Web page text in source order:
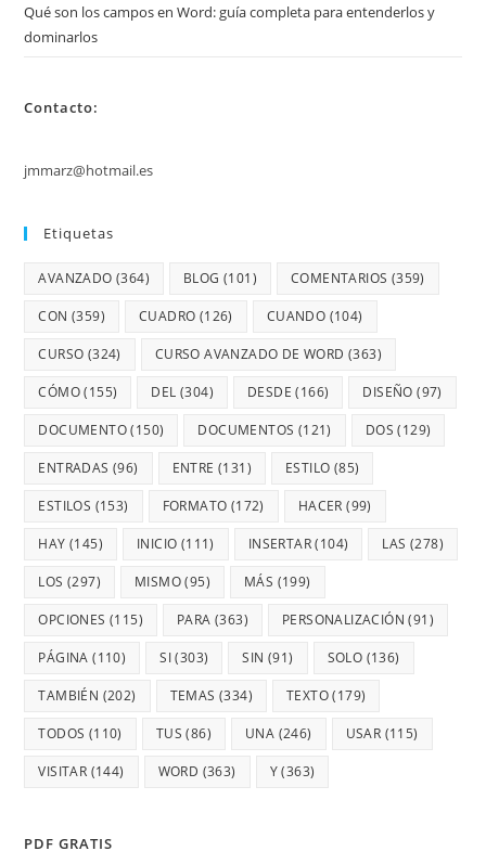
Qué son los campos en Word: guía completa para entenderlos y
dominarlos
Contacto:
jmmarz@hotmail.es
Etiquetas
AVANZADO (364) BLOG (101) COMENTARIOS (359)
CON (359) CUADRO (126) CUANDO (104)
CURSO (324) CURSO AVANZADO DE WORD (363)
CÓMO(155) DEL (304) DESDE (166) DISEÑO (97)
DOCUMENTO(150) DOCUMENTOS (121) DOS (129)
ENTRADAS (96) ENTRE (131) ESTILO (85)
ESTILOS (153) FORMATO (172) HACER (99)
HAY (145) INICIO (111) INSERTAR(104) LAS (278)
LOS (297) MISMO(95) MÁS (199)
OPCIONES (115) PARA (363) PERSONALIZACIÓN (91)
PÁGINA (110) SI(303) SIN (91) SOLO (136)
TAMBIÉN (202) TEMAS (334) TEXTO(179)
TODOS (110) TUS (86) UNA (246) USAR (115)
VISITAR (144) WORD (363) Y(363)
PDF GRATIS